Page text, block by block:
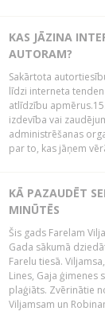
KAS JĀZINA
AUTORAM?
Sakārtota
līdzi interneta
atlīdzību
izdevība vai
administrēšanas
par to, kas jāņem
KĀ PAZAUDĒT
MINŪTĒS
Šis gads Farelam
Gada sākumā
Farelu tiesā.
Lines, Gaja ģimenes
plaģiāts. Zvērinātie
Viljamsam un